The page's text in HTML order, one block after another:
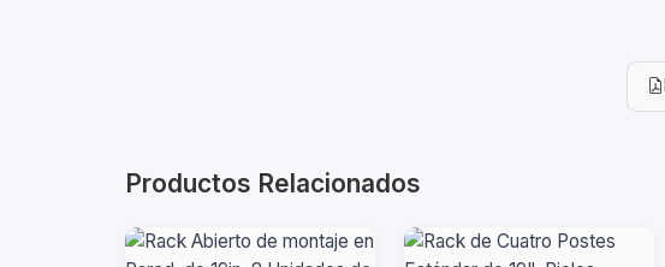
Productos Relacionados